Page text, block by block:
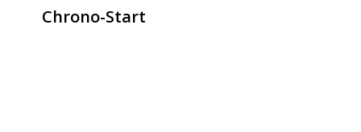
Chrono-Start